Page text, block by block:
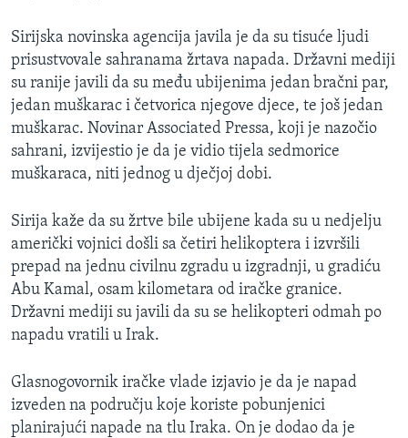
Sirijska novinska agencija javila je da su tisuće ljudi
prisustvovale sahranama žrtava napada. Državni mediji
su ranije javili da su među ubijenima jedan bračni par,
jedan muškarac i četvorica njegove djece, te još jedan
muškarac. Novinar Associated Pressa, koji je nazočio
sahrani, izvijestio je da je vidio tijela sedmorice
muškaraca, niti jednog u dječjoj dobi.
Sirija kaže da su žrtve bile ubijene kada su u nedjelju
američki vojnici došli sa četiri helikoptera i izvršili
prepad na jednu civilnu zgradu u izgradnji, u gradiću
Abu Kamal, osam kilometara od iračke granice.
Državni mediji su javili da su se helikopteri odmah po
napadu vratili u Irak.
Glasnogovornik iračke vlade izjavio je da je napad
izveden na području koje koriste pobunjenici
planirajući napade na tlu Iraka. On je dodao da je